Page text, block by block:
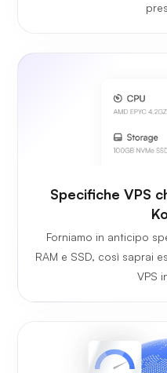
Specifiche VPS
Forniamo in anticipo
RAM e SSD, così saprai
VPS